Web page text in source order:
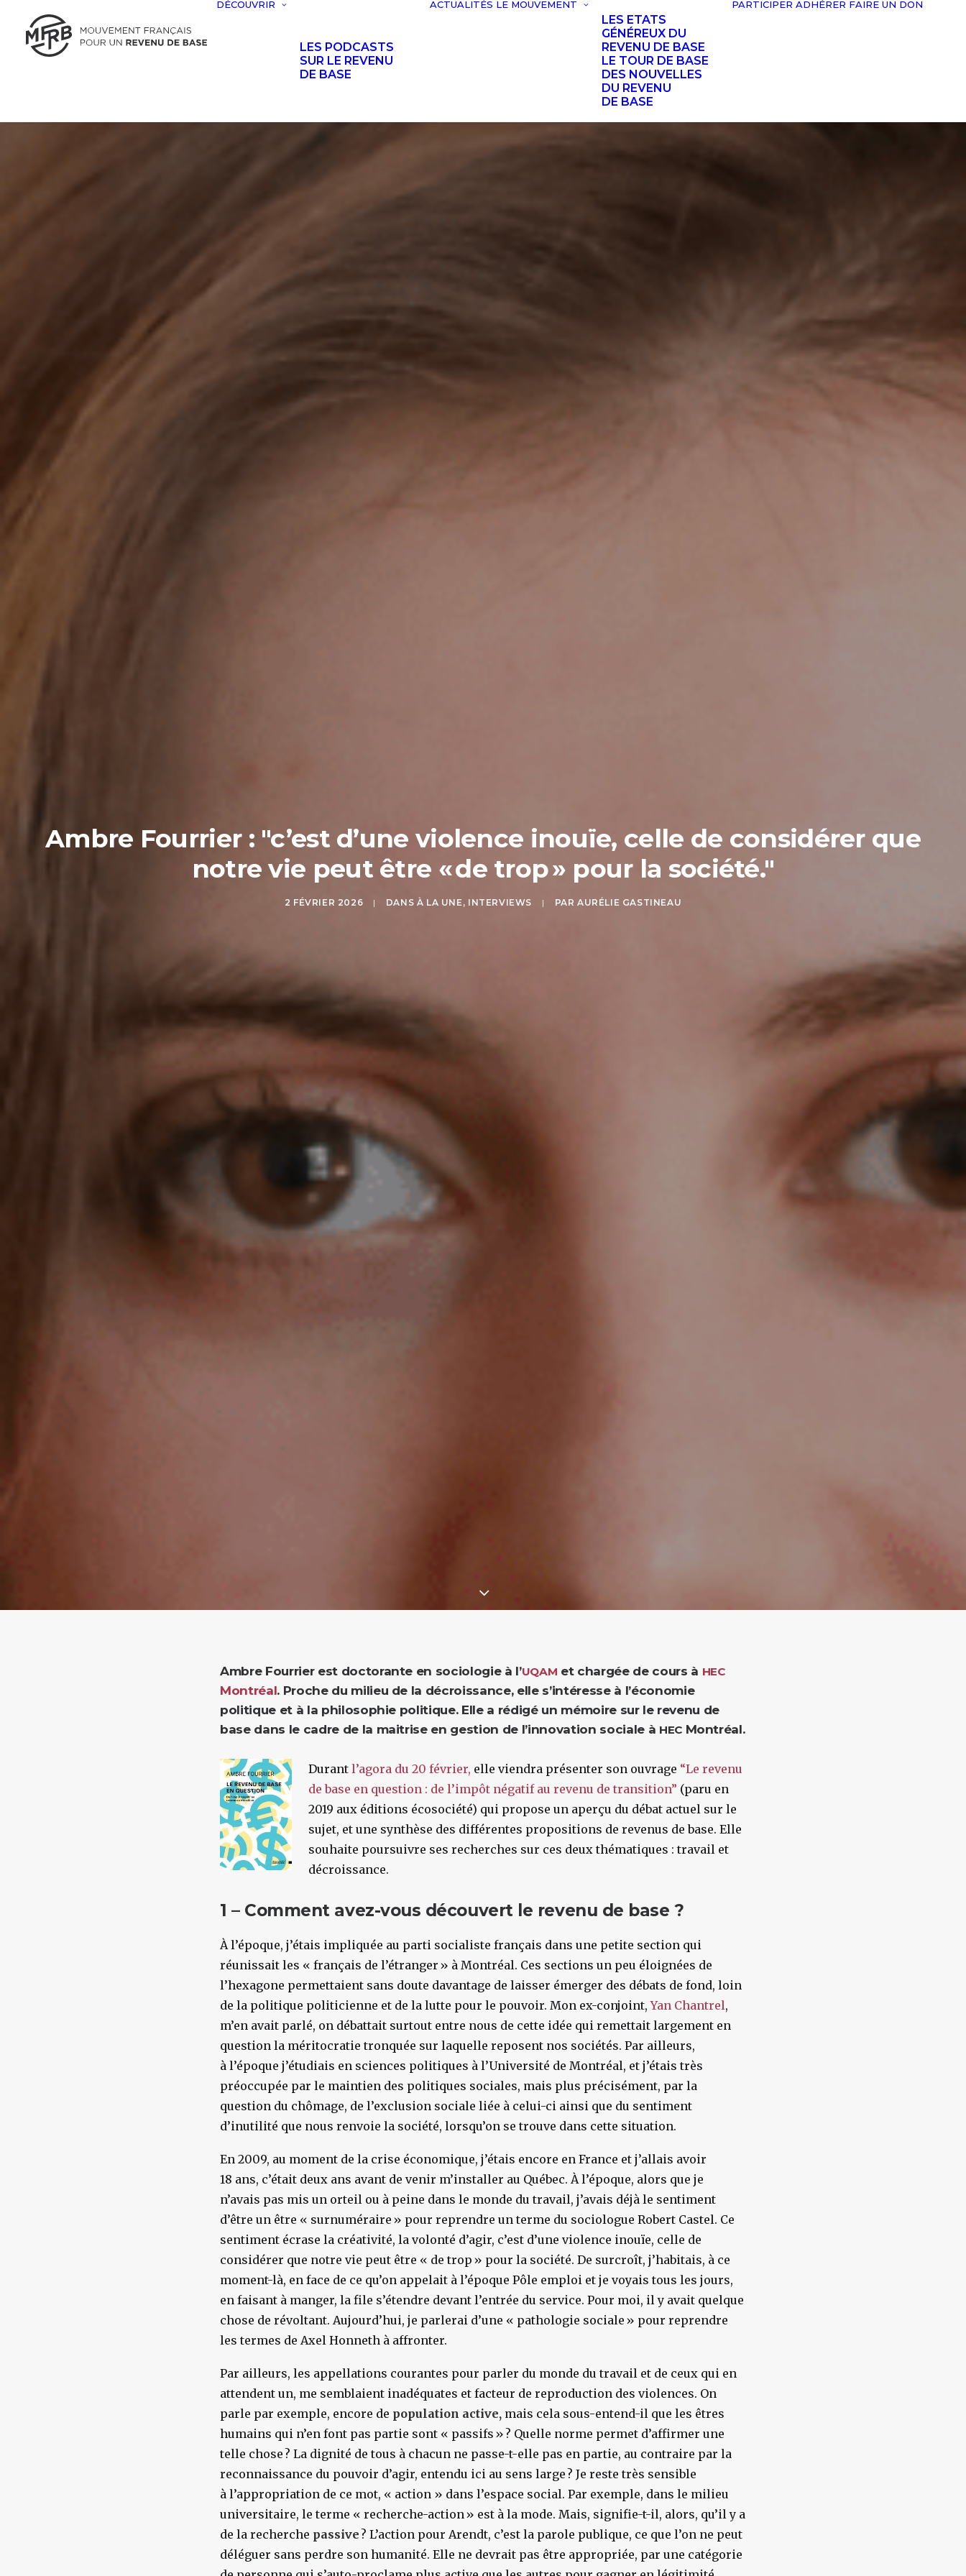
DÉCOUVRIR
LES PODCASTS
SUR LE REVENU
DE BASE
ACTUALITÉS LE MOUVEMENT
LES ETATS
GÉNÉREUX DU
REVENU DE BASE
LE TOUR DE BASE
DES NOUVELLES
DU REVENU
DE BASE
PARTICIPER ADHÉRER FAIRE UN DON
Ambre Fourrier : "c’est d’une violence inouïe, celle de considérer que
notre vie peut être « de trop » pour la société."
2 FÉVRIER 2026 | DANS À LA UNE, INTERVIEWS | PAR AURÉLIE GASTINEAU
Ambre Fourrier est doctorante en sociologie à l’UQAM et chargée de cours à HEC
Montréal. Proche du milieu de la décroissance, elle s’intéresse à l’économie
politique et à la philosophie politique. Elle a rédigé un mémoire sur le revenu de
base dans le cadre de la maitrise en gestion de l’innovation sociale à HECMontréal.
Durant l’agora du 20 février, elle viendra présenter son ouvrage “Le revenu
de base en question : de l’impôt négatif au revenu de transition” (paru en
2019 aux éditions écosociété) qui propose un aperçu du débat actuel sur le
sujet, et une synthèse des différentes propositions de revenus de base. Elle
souhaite poursuivre ses recherches sur ces deux thématiques : travail et
décroissance.
1 – Comment avez-vous découvert le revenu de base ?
À l’époque, j’étais impliquée au parti socialiste français dans une petite section qui
réunissait les « français de l’étranger » à Montréal. Ces sections un peu éloignées de
l’hexagone permettaient sans doute davantage de laisser émerger des débats de fond, loin
de la politique politicienne et de la lutte pour le pouvoir. Mon ex-conjoint,Yan Chantrel,
m’en avait parlé, on débattait surtout entre nous de cette idée qui remettait largement en
question la méritocratie tronquée sur laquelle reposent nos sociétés. Par ailleurs,
à l’époque j’étudiais en sciences politiques à l’Université de Montréal, et j’étais très
préoccupée par le maintien des politiques sociales, mais plus précisément, par la
question du chômage, de l’exclusion sociale liée à celui-ci ainsi que du sentiment
d’inutilité que nous renvoie la société, lorsqu’on se trouve dans cette situation.
En 2009, au moment de la crise économique, j’étais encore en France et j’allais avoir
18 ans, c’était deux ans avant de venir m’installer au Québec. À l’époque, alors que je
n’avais pas mis un orteil ou à peine dans le monde du travail, j’avais déjà le sentiment
d’être un être « surnuméraire » pour reprendre un terme du sociologue Robert Castel. Ce
sentiment écrase la créativité, la volonté d’agir, c’est d’une violence inouïe, celle de
considérer que notre vie peut être « de trop » pour la société. De surcroît, j’habitais, à ce
moment-là, en face de ce qu’on appelait à l’époque Pôle emploi et je voyais tous les jours,
en faisant à manger, la file s’étendre devant l’entrée du service. Pour moi, il y avait quelque
chose de révoltant. Aujourd’hui, je parlerai d’une « pathologie sociale » pour reprendre
les termes de Axel Honneth à affronter.
Par ailleurs, les appellations courantes pour parler du monde du travail et de ceux qui en
attendent un, me semblaient inadéquates et facteur de reproduction des violences. On
parle par exemple, encore de population active, mais cela sous-entend-il que les êtres
humains qui n’en font pas partie sont « passifs » ? Quelle norme permet d’affirmer une
telle chose ? La dignité de tous à chacun ne passe-t-elle pas en partie, au contraire par la
reconnaissance du pouvoir d’agir, entendu ici au sens large ? Je reste très sensible
à l’appropriation de ce mot, « action » dans l’espace social. Par exemple, dans le milieu
universitaire, le terme « recherche-action» est à la mode. Mais, signifie-t-il, alors, qu’il y a
de la recherche passive ? L’action pour Arendt, c’est la parole publique, ce que l’on ne peut
déléguer sans perdre son humanité. Elle ne devrait pas être appropriée, par une catégorie